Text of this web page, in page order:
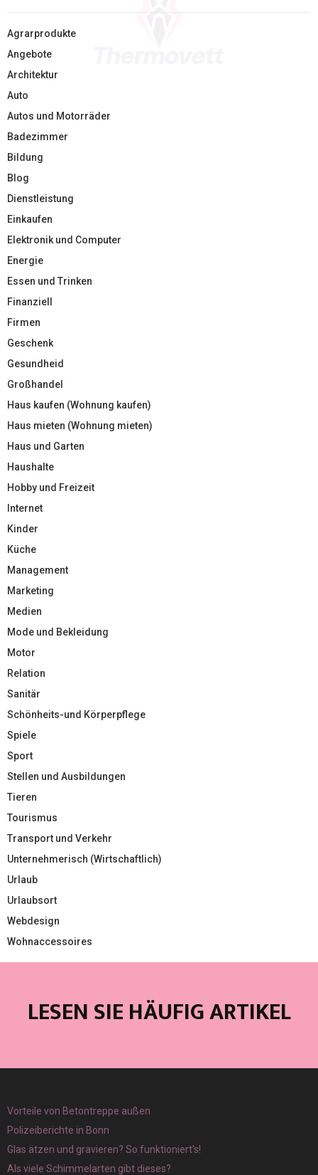
Agrarprodukte
Angebote
Architektur
Auto
Autos und Motorräder
Badezimmer
Bildung
Blog
Dienstleistung
Einkaufen
Elektronik und Computer
Energie
Essen und Trinken
Finanziell
Firmen
Geschenk
Gesundheid
Großhandel
Haus kaufen (Wohnung kaufen)
Haus mieten (Wohnung mieten)
Haus und Garten
Haushalte
Hobby und Freizeit
Internet
Kinder
Küche
Management
Marketing
Medien
Mode und Bekleidung
Motor
Relation
Sanitär
Schönheits-und Körperpflege
Spiele
Sport
Stellen und Ausbildungen
Tieren
Tourismus
Transport und Verkehr
Unternehmerisch (Wirtschaftlich)
Urlaub
Urlaubsort
Webdesign
Wohnaccessoires
LESEN SIE HÄUFIG ARTIKEL
Vorteile von Betontreppe außen
Polizeiberichte in Bonn
Glas ätzen und gravieren? So funktioniert’s!
Als viele Schimmelarten gibt dieses?